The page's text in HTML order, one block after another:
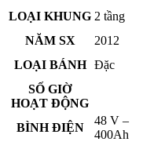
LOẠI KHUNG 2 tầng
NĂM SX
2012
LOẠI BÁNH
Đặc
SỐ GIỜ
HOẠT ĐỘNG
BÌNH ĐIỆN
48 V –
400Ah